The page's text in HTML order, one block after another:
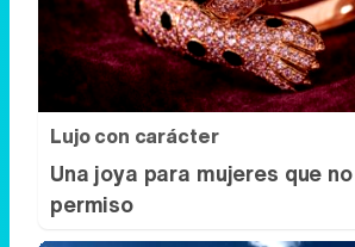
Lujo con carácter
Una joya para mujeres que
permiso